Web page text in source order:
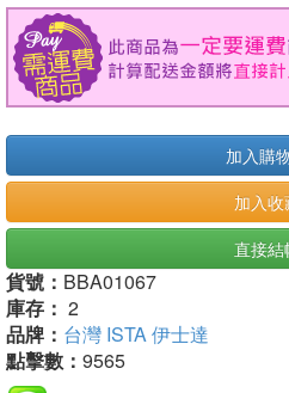
加入購
加入收
直接結
貨號： BBA01067
庫存： 2
品牌： 台灣 ISTA 伊士達
點擊數： 9565